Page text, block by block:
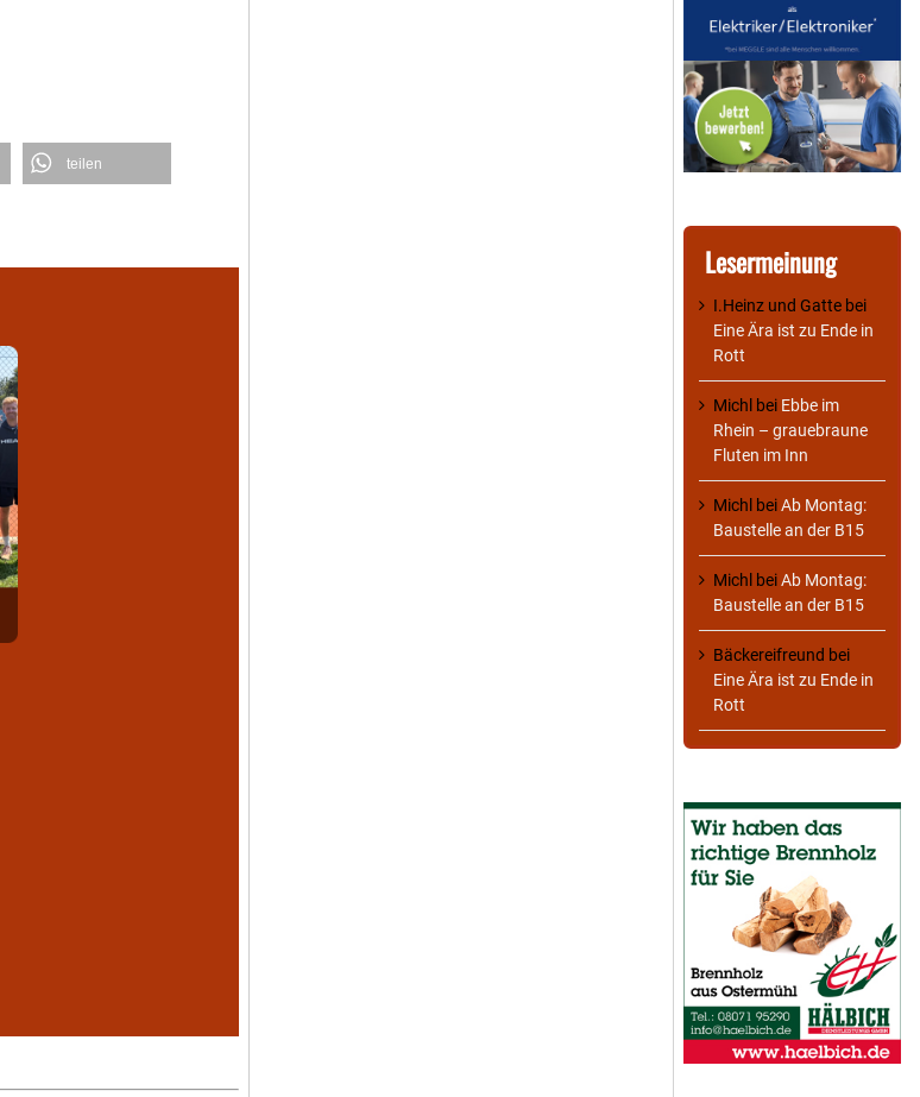
teilen
Lesermeinung
I.Heinz und Gatte bei
Eine Ära ist zu Ende in
Rott
Michl bei Ebbe im
Rhein – grauebraune
Fluten im Inn
Michl beiAb Montag:
Baustelle an der B15
Michl beiAb Montag:
Baustelle an der B15
Bäckereifreund bei
Eine Ära ist zu Ende in
Rott